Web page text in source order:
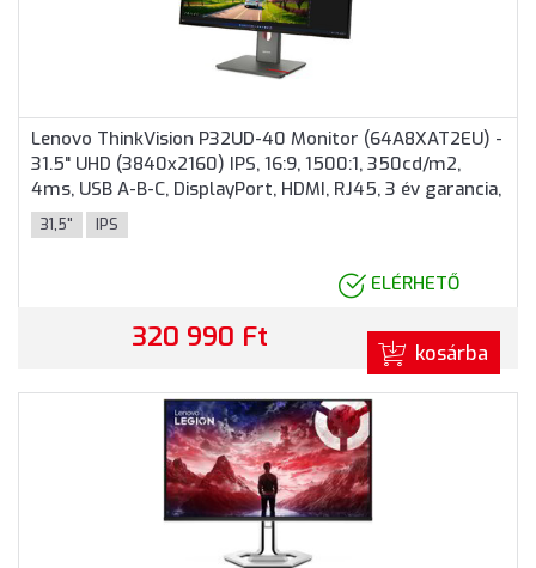
Lenovo ThinkVision P32UD-40 Monitor (64A8XAT2EU) -
31.5" UHD (3840x2160) IPS, 16:9, 1500:1, 350cd/m2,
4ms, USB A-B-C, DisplayPort, HDMI, RJ45, 3 év garancia,
Fekete színben
31,5" IPS
ELÉRHETŐ
320 990 Ft kosárba